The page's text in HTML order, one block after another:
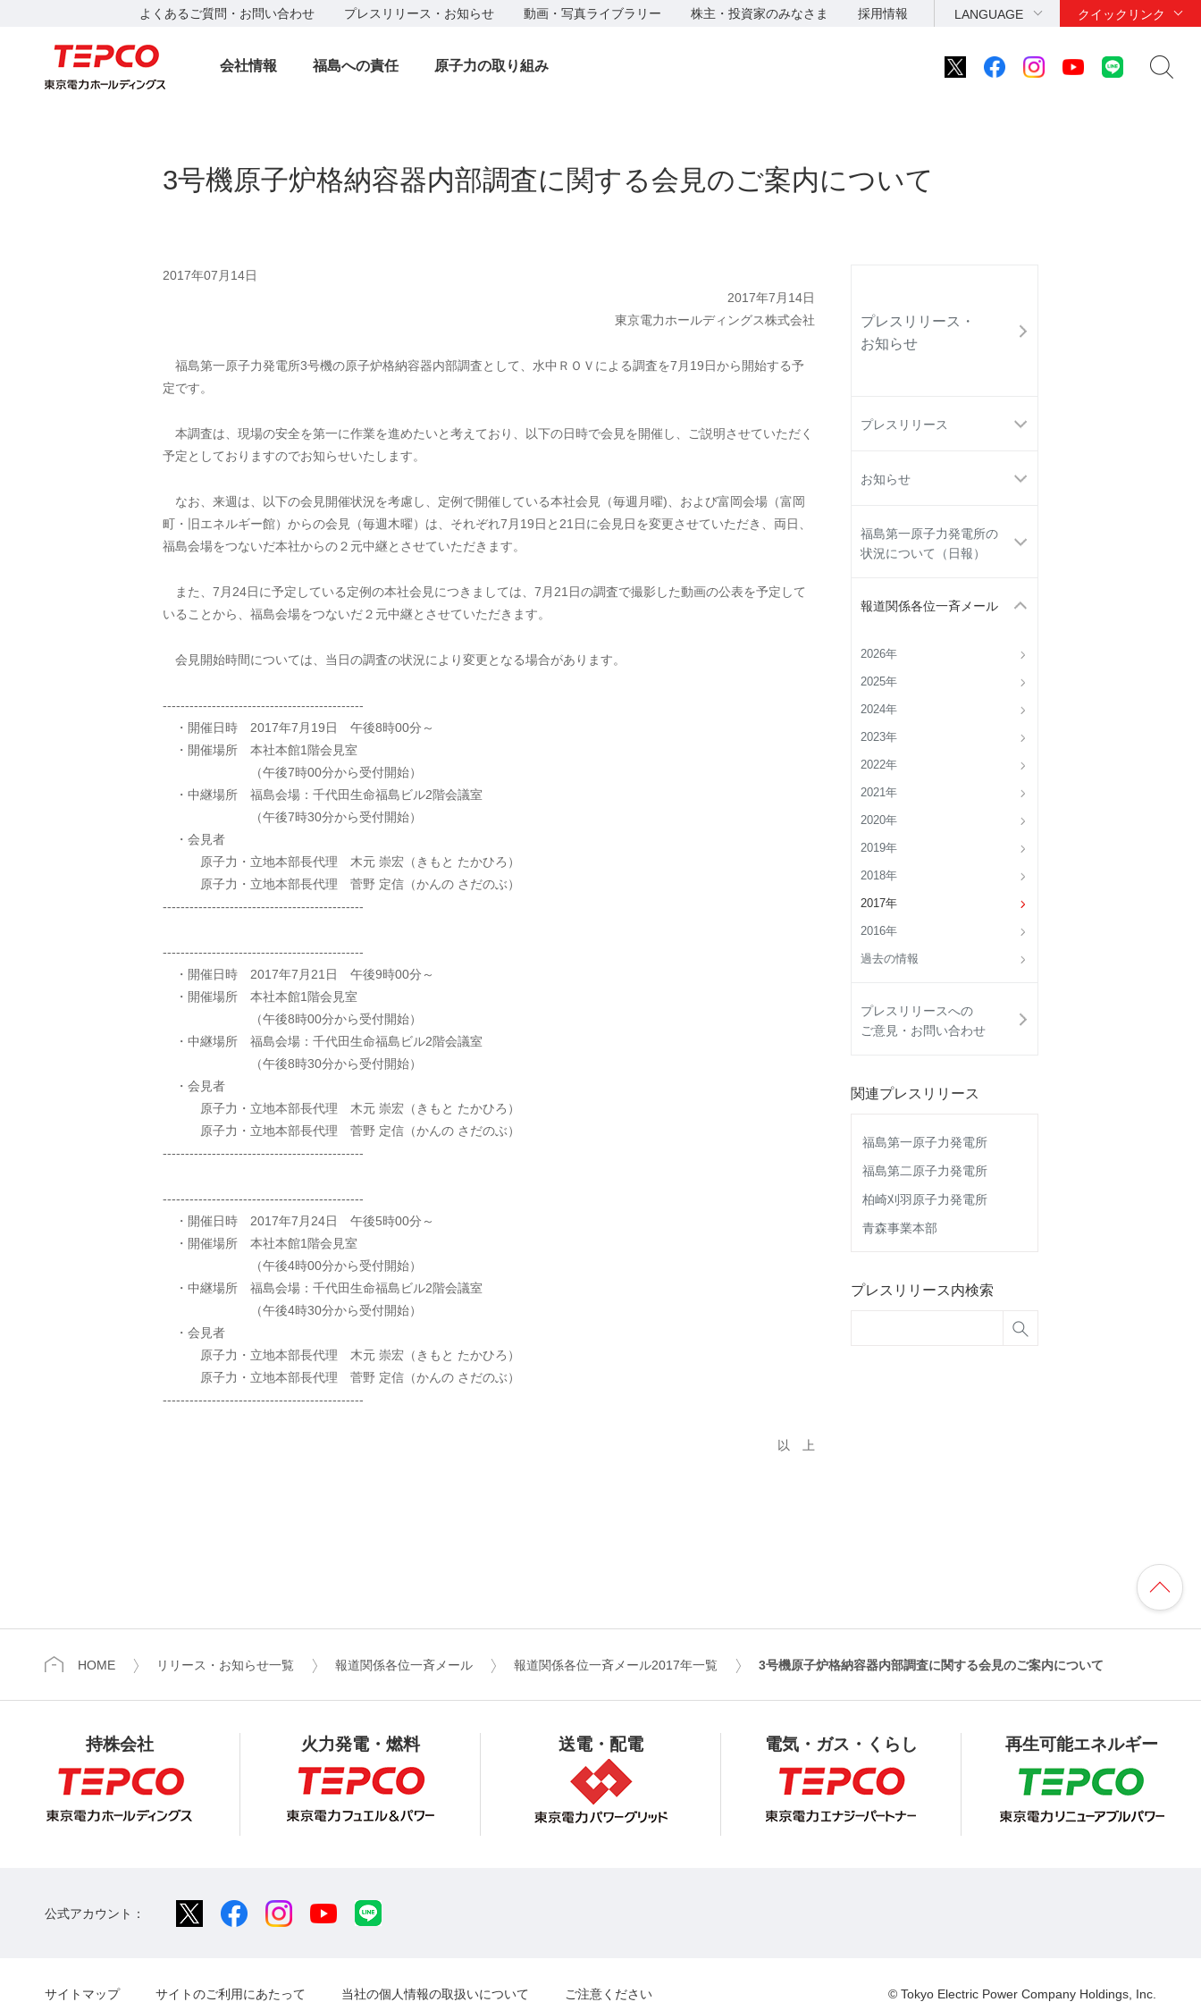
よくあるご質問・お問い合わせ プレスリリース・お知らせ 動画・写真ライブラリー 株主・投資家のみなさま 採用情報 LANGUAGE クイックリンク
会社情報 福島への責任 原子力の取り組み
プレスリリース・
お知らせ
プレスリリース
お知らせ
福島第一原子力発電所の
状況について（日報）
報道関係各位一斉メール
2026年
2025年
2024年
2023年
2022年
2021年
2020年
2019年
2018年
2017年
2016年
過去の情報
プレスリリースへの
ご意見・お問い合わせ
関連プレスリリース
福島第一原子力発電所
福島第二原子力発電所
柏崎刈羽原子力発電所
青森事業本部
プレスリリース内検索
3号機原子炉格納容器内部調査に関する会見のご案内について
2017年07月14日
2017年7月14日
東京電力ホールディングス株式会社
福島第一原子力発電所3号機の原子炉格納容器内部調査として、水中ＲＯＶによる調査を7月19日から開始する予
定です。
本調査は、現場の安全を第一に作業を進めたいと考えており、以下の日時で会見を開催し、ご説明させていただく
予定としておりますのでお知らせいたします。
なお、来週は、以下の会見開催状況を考慮し、定例で開催している本社会見（毎週月曜)、および富岡会場（富岡
町・旧エネルギー館）からの会見（毎週木曜）は、それぞれ7月19日と21日に会見日を変更させていただき、両日、
福島会場をつないだ本社からの２元中継とさせていただきます。
また、7月24日に予定している定例の本社会見につきましては、7月21日の調査で撮影した動画の公表を予定して
いることから、福島会場をつないだ２元中継とさせていただきます。
会見開始時間については、当日の調査の状況により変更となる場合があります。
---------------------------------------------
・開催日時 2017年7月19日 午後8時00分～
・開催場所 本社本館1階会見室
（午後7時00分から受付開始）
・中継場所 福島会場：千代田生命福島ビル2階会議室
（午後7時30分から受付開始）
・会見者
原子力・立地本部長代理 木元 崇宏（きもと たかひろ）
原子力・立地本部長代理 菅野 定信（かんの さだのぶ）
---------------------------------------------
---------------------------------------------
・開催日時 2017年7月21日 午後9時00分～
・開催場所 本社本館1階会見室
（午後8時00分から受付開始）
・中継場所 福島会場：千代田生命福島ビル2階会議室
（午後8時30分から受付開始）
・会見者
原子力・立地本部長代理 木元 崇宏（きもと たかひろ）
原子力・立地本部長代理 菅野 定信（かんの さだのぶ）
---------------------------------------------
---------------------------------------------
・開催日時 2017年7月24日 午後5時00分～
・開催場所 本社本館1階会見室
（午後4時00分から受付開始）
・中継場所 福島会場：千代田生命福島ビル2階会議室
（午後4時30分から受付開始）
・会見者
原子力・立地本部長代理 木元 崇宏（きもと たかひろ）
原子力・立地本部長代理 菅野 定信（かんの さだのぶ）
---------------------------------------------
以 上
HOME リリース・お知らせ一覧 報道関係各位一斉メール 報道関係各位一斉メール2017年一覧 3号機原子炉格納容器内部調査に関する会見のご案内について
持株会社 火力発電・燃料 送電・配電 電気・ガス・くらし 再生可能エネルギー
公式アカウント：
サイトマップ サイトのご利用にあたって 当社の個人情報の取扱いについて ご注意ください © Tokyo Electric Power Company Holdings, Inc.